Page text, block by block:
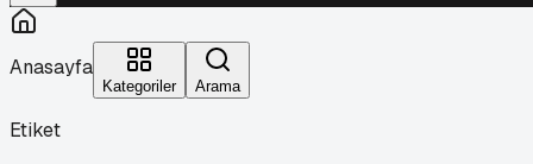
Anasayfa
Kategoriler Arama
Etiket